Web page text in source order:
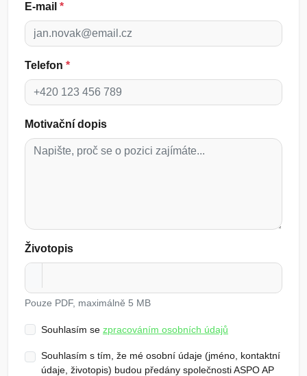
E-mail *
Telefon *
Motivační dopis
Životopis
Pouze PDF, maximálně 5 MB
Souhlasím se zpracováním osobních údajů
Souhlasím s tím, že mé osobní údaje (jméno, kontaktní
údaje, životopis) budou předány společnosti ASPO AP